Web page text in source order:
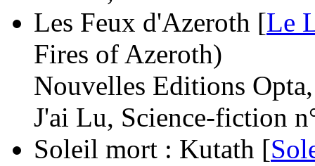
Les Feux d'Azeroth [Le
Fires of Azeroth)
Nouvelles Editions
J'ai Lu, Science-fiction
Soleil mort : Kutath [